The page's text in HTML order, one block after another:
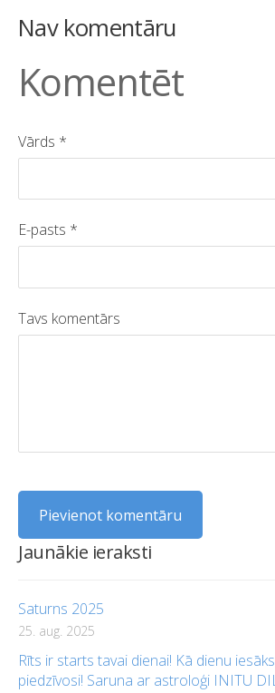
Jaunākie ieraksti
Saturns 2025
25. aug. 2025
Rīts ir starts tavai dienai! Kā dienu
piedzīvosi! Saruna ar astroloģi INITU
Nav komentāru
Komentēt
Vārds *
E-pasts *
Tavs komentārs